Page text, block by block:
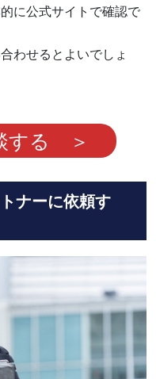
に公式サイトで確認で
わせるとよいでしょ
する ＞
ナーに依頼す